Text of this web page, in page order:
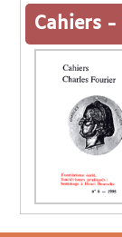
Cahiers -